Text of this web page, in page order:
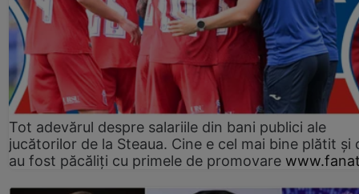
Tot adevărul despre salariile din bani publici ale
jucătorilor de la Steaua. Cine e cel mai bine plătit și
au fost păcăliți cu primele de promovare